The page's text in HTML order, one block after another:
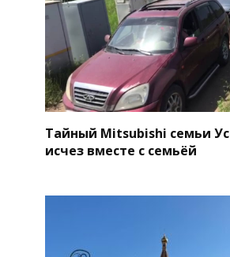
Тайный Mitsubishi семьи
исчез вместе с семьёй